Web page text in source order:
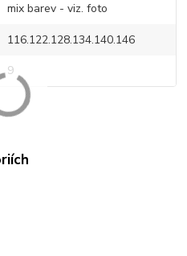
mix barev - viz. foto
116.122.128.134.140.146
9